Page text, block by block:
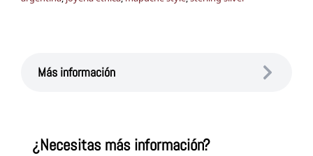
Más información
¿Necesitas más información?